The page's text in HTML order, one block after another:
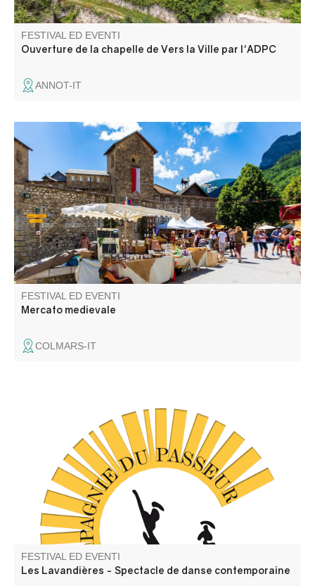
FESTIVAL ED EVENTI
Ouverture de la chapelle de Vers la Ville par l'ADPC
ANNOT-IT
Aromi, profumi, gioielli, lavori in legno, in pelle, strumenti
musicali... Circa sessanta espositori presentano creazioni
originali e artigianali.
FESTIVAL ED EVENTI
Mercato medievale
COLMARS-IT
C'est un spectacle de danse contemporaine (Cie du
Passeur / Efi Farmaki), fait revivre la mémoire des lavoirs
et des lavandières en chant, texte et danse. Atelier de
médiation pour les enfants avant la représentation, autour
d'objets liés aux lavoirs.
FESTIVAL ED EVENTI
Les Lavandières - Spectacle de danse contemporaine